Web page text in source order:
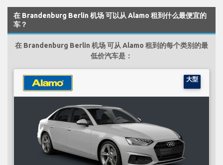
在 Brandenburg Berlin 机场 可以从 Alamo 租到什么最便宜的
车？
在 Brandenburg Berlin 机场 可从 Alamo 租到的每个类别的最
低价汽车是：
大型